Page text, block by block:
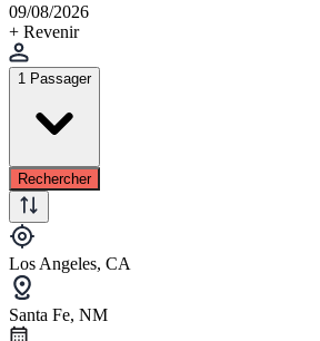
09/08/2026
+ Revenir
1 Passager
Rechercher
Los Angeles, CA
Santa Fe, NM